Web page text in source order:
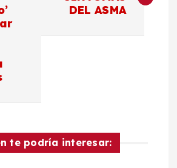
DEL ASMA
te podría interesar: